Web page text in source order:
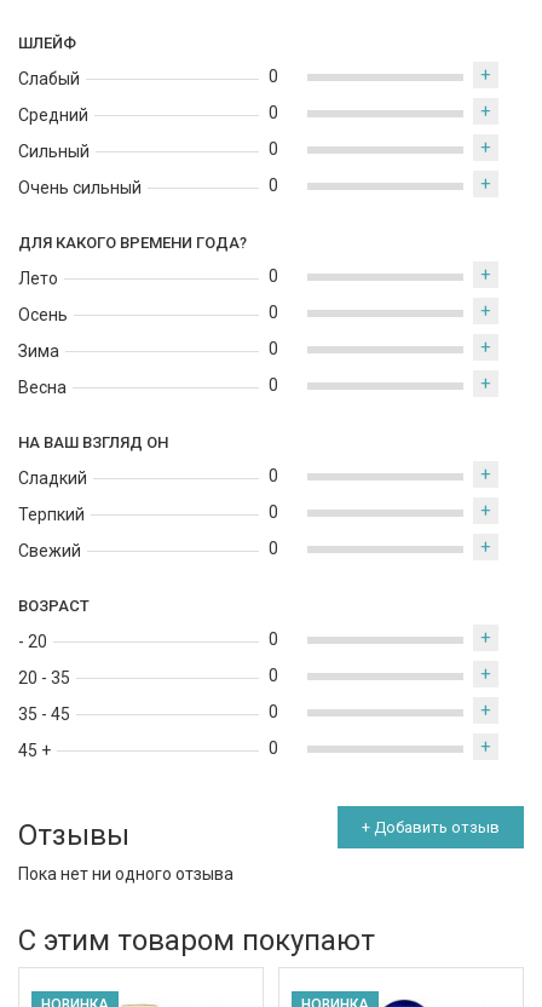
ШЛЕЙФ
Слабый
Средний
Сильный
Очень сильный
0 +
0 +
0 +
0 +
ДЛЯ КАКОГО ВРЕМЕНИ ГОДА?
Лето
Осень
Зима
Весна
0 +
0 +
0 +
0 +
НА ВАШ ВЗГЛЯД ОН
Сладкий
Терпкий
Свежий
0 +
0 +
0 +
ВОЗРАСТ
- 20
20 - 35
35 - 45
45 +
0 +
0 +
0 +
0 +
Отзывы + Добавить отзыв
Пока нет ни одного отзыва
С этим товаром покупают